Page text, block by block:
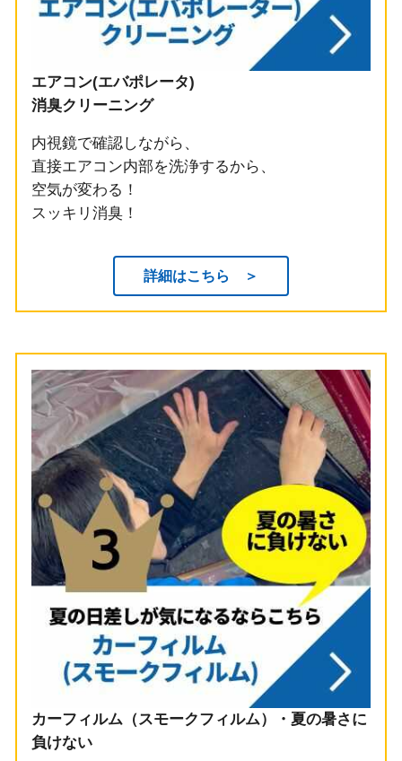
エアコン(エバポレータ)
消臭クリーニング
内視鏡で確認しながら、
直接エアコン内部を洗浄するから、
空気が変わる！
スッキリ消臭！
詳細はこちら ＞
カーフィルム（スモークフィルム）・夏の暑さに
負けない